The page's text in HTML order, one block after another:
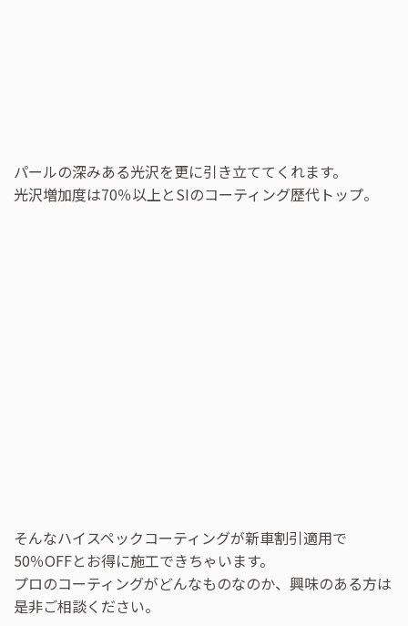
パールの深みある光沢を更に引き立ててくれます。
光沢増加度は70％以上とSIのコーティング歴代トップ。
そんなハイスペックコーティングが新車割引適用で
50％OFFとお得に施工できちゃいます。
プロのコーティングがどんなものなのか、興味のある方は
是非ご相談ください。